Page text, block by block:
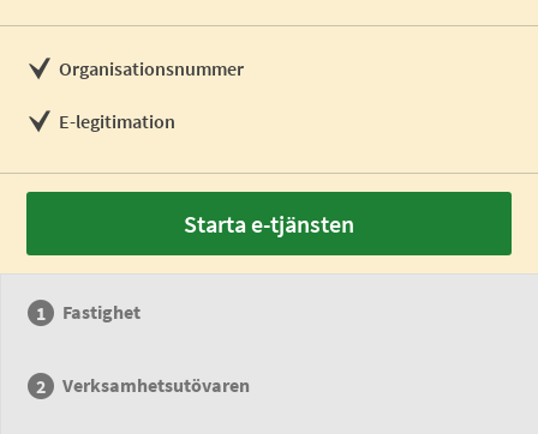
Organisationsnummer
E-legitimation
Starta e-tjänsten
Fastighet
Verksamhetsutövaren